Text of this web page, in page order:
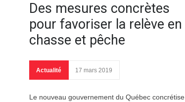
Des mesures concrètes
pour favoriser la relève en
chasse et pêche
Actualité 17 mars 2019
Le nouveau gouvernement du Québec concrétise